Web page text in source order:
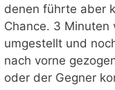
denen führte aber
Chance. 3 Minuten
umgestellt und
nach vorne
oder der Gegner